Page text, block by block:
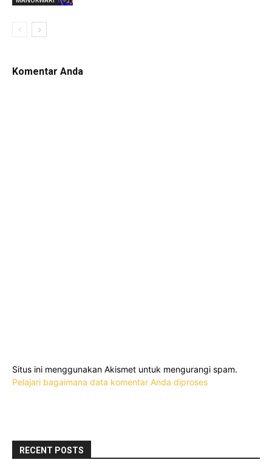
Komentar Anda
Situs ini menggunakan Akismet untuk mengurangi spam.
Pelajari bagaimana data komentar Anda diproses
RECENT POSTS